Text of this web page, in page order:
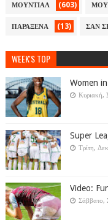
ΜΟΥΝΤΙΑΛ (603)
ΠΑΡΑΞΕΝΑ (13) ΣΑΝ
WEEK'S TOP
Women
Κυριακή,
Super
Τρίτη,
Video:
Σάββατο,